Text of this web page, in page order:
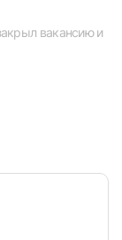
вакансию и